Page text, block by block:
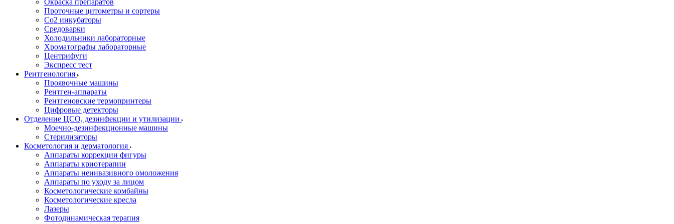
Окраска препаратов
Проточные цитометры и сортеры
Со2 инкубаторы
Средоварки
Холодильники лабораторные
Хроматографы лабораторные
Центрифуги
Экспресс тест
Рентгенология
Проявочные машины
Рентген-аппараты
Рентгеновские термопринтеры
Цифровые детекторы
Отделение ЦСО, дезинфекции и утилизации
Моечно-дезинфекционные машины
Стерилизаторы
Косметология и дерматология
Аппараты коррекции фигуры
Аппараты криотерапии
Аппараты неинвазивного омоложения
Аппараты по уходу за лицом
Косметологические комбайны
Косметологические кресла
Лазеры
Фотодинамическая терапия